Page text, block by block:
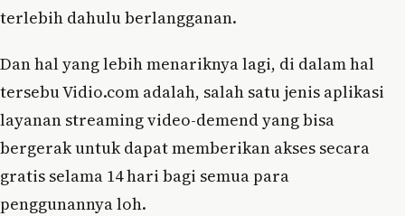
terlebih dahulu berlangganan.
Dan hal yang lebih menariknya lagi, di dalam hal
tersebu Vidio.com adalah, salah satu jenis aplikasi
layanan streaming video-demend yang bisa
bergerak untuk dapat memberikan akses secara
gratis selama 14 hari bagi semua para
penggunannya loh.